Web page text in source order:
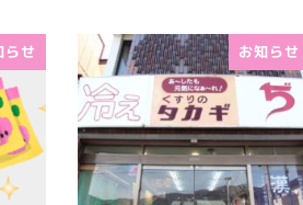
らせ お知らせ